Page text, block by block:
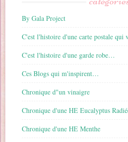
By Gala Project
C'est l'histoire d'une carte postale qui
C'est l'histoire d'une garde robe…
Ces Blogs qui m'inspirent…
Chronique d"un vinaigre
Chronique d'une HE Eucalyptus
Chronique d'une HE Menthe